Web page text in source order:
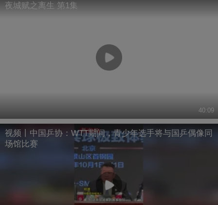
夜城赋之离生 第1集
40:09
视频丨中国乒协：WTT期间，青少年选手将与国乒偶像同
场馆比赛